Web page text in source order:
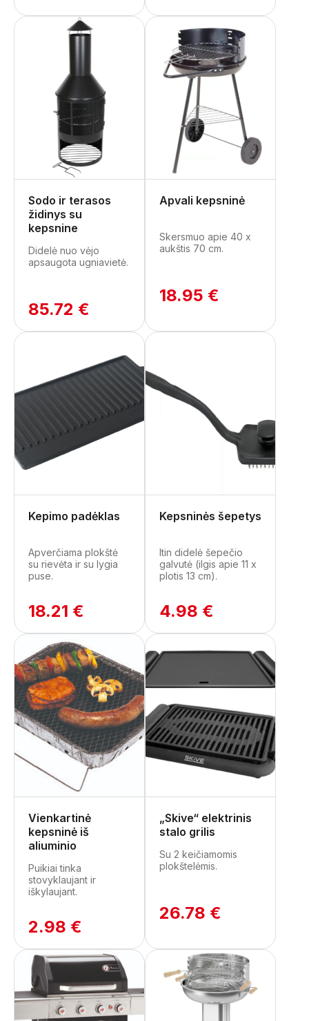
Sodo ir terasos
židinys su
kepsnine
Didelė nuo vėjo
apsaugota ugniavietė.
85.72 €
Apvali kepsninė
Skersmuo apie 40 x
aukštis 70 cm.
18.95 €
Kepimo padėklas
Apverčiama plokštė
su rievėta ir su lygia
puse.
18.21 €
Kepsninės šepetys
Itin didelė šepečio
galvutė (ilgis apie 11 x
plotis 13 cm).
4.98 €
Vienkartinė
kepsninė iš
aliuminio
Puikiai tinka
stovyklaujant ir
iškylaujant.
2.98 €
„Skive“ elektrinis
stalo grilis
Su 2 keičiamomis
plokštelėmis.
26.78 €